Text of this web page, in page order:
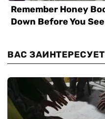
ВАС ЗАИНТЕРЕСУЕТ